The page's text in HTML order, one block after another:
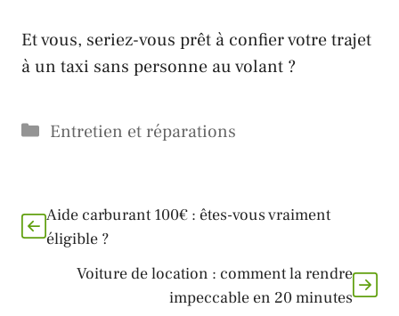
Et vous, seriez-vous prêt à confier votre trajet
à un taxi sans personne au volant ?
Catégories
Entretien et réparations
Aide carburant 100€ : êtes-vous vraiment
éligible ?
Voiture de location : comment la rendre
impeccable en 20 minutes